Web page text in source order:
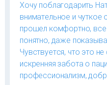
Хочу поблагодарить
внимательное и
прошел комфортно,
понятно, даже
Чувствуется, что это
искренняя забота о
профессионализм,